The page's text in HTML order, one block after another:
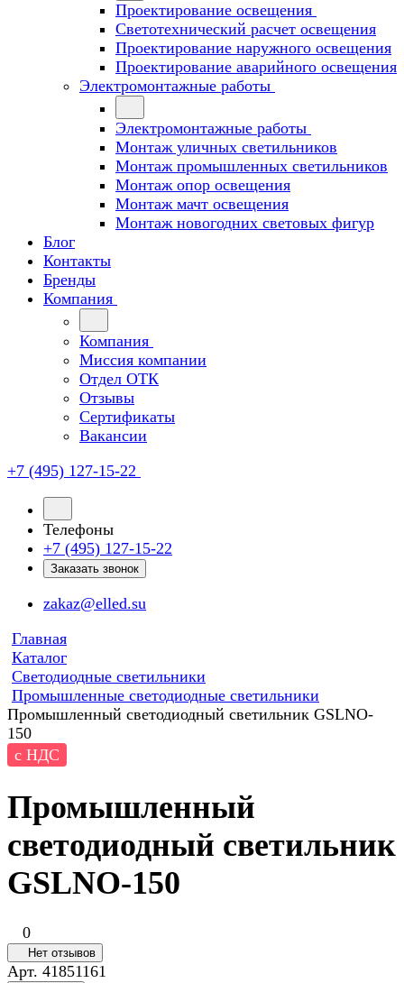
Проектирование освещения
Светотехнический расчет освещения
Проектирование наружного освещения
Проектирование аварийного освещения
Электромонтажные работы
Электромонтажные работы
Монтаж уличных светильников
Монтаж промышленных светильников
Монтаж опор освещения
Монтаж мачт освещения
Монтаж новогодних световых фигур
Блог
Контакты
Бренды
Компания
Компания
Миссия компании
Отдел ОТК
Отзывы
Сертификаты
Вакансии
+7 (495) 127-15-22
Телефоны
+7 (495) 127-15-22
Заказать звонок
zakaz@elled.su
Главная
Каталог
Светодиодные светильники
Промышленные светодиодные светильники
Промышленный светодиодный светильник GSLNO-
150
с НДС
Промышленный
светодиодный светильник
GSLNO-150
0
Нет отзывов
Арт. 41851161